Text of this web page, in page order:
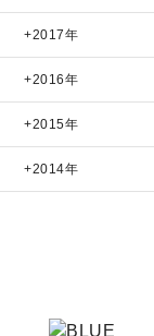
2017年
2016年
2015年
2014年